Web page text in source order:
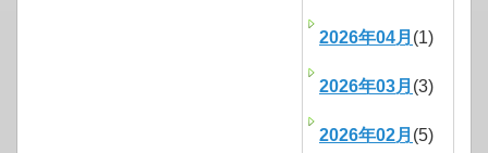
2026年04月 (1)
2026年03月 (3)
2026年02月 (5)